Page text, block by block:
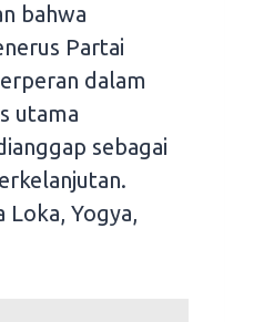
bahwa
Partai
dalam
utama
sebagai
Loka, Yogya,